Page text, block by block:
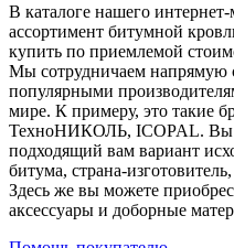
В каталоге нашего
ассортимент битумной
купить по приемлемой
Мы сотрудничаем
популярными
мире. К примеру, это такие
ТехноНИКОЛЬ, ICOPAL. Вы
подходящий вам вариант
битума, страна-
Здесь же вы можете
аксессуары и доборные